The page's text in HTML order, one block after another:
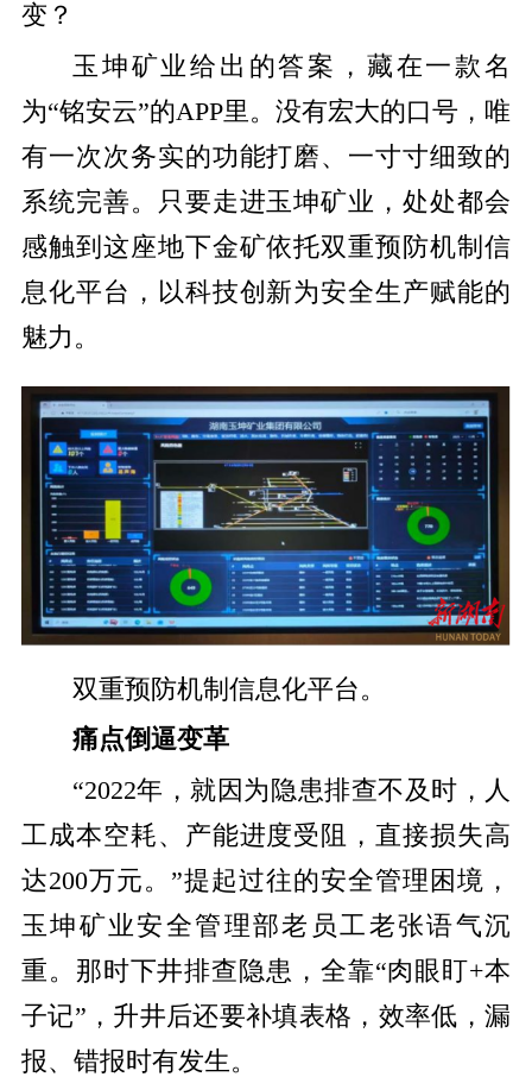
变？
玉坤矿业给出的答案，藏在一款名
为“铭安云”的APP里。没有宏大的口号，唯
有一次次务实的功能打磨、一寸寸细致的
系统完善。只要走进玉坤矿业，处处都会
感触到这座地下金矿依托双重预防机制信
息化平台，以科技创新为安全生产赋能的
魅力。
双重预防机制信息化平台。
痛点倒逼变革
“2022年，就因为隐患排查不及时，人
工成本空耗、产能进度受阻，直接损失高
达200万元。”提起过往的安全管理困境，
玉坤矿业安全管理部老员工老张语气沉
重。那时下井排查隐患，全靠“肉眼盯+本
子记”，升井后还要补填表格，效率低，漏
报、错报时有发生。